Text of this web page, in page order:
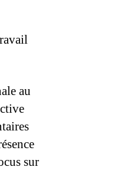
au
sur